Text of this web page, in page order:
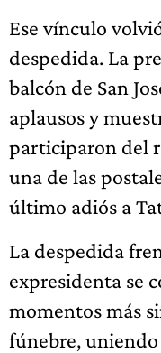
Ese vínculo
despedida. La
balcón de San
aplausos y
participaron del
una de las
último adiós a
La despedida
expresidenta se
momentos más
fúnebre,